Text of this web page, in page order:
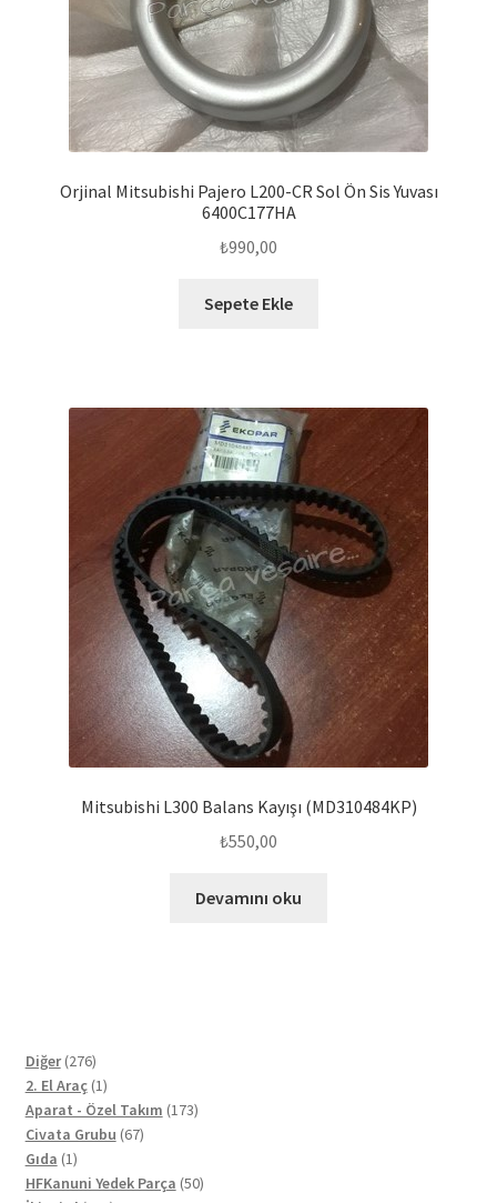
Orjinal Mitsubishi Pajero L200-CR Sol Ön Sis Yuvası
6400C177HA
₺990,00
Sepete Ekle
Mitsubishi L300 Balans Kayışı (MD310484KP)
₺550,00
Devamını oku
Diğer 276276
ürün
2. El Araç 11
ürün
Aparat - Özel Takım 173173
Civata Grubu 6767
Gıda 11
ürün
HFKanuni Yedek Parça 5050